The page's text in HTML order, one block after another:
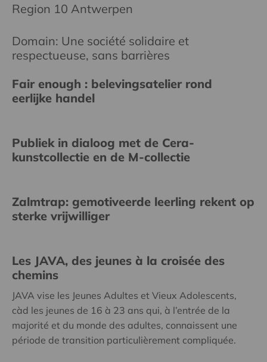
Region 10 Antwerpen
Domain: Une société solidaire et
respectueuse, sans barrières
Fair enough : belevingsatelier rond
eerlijke handel
Publiek in dialoog met de Cera-
kunstcollectie en de M-collectie
Zalmtrap: gemotiveerde leerling rekent op
sterke vrijwilliger
Les JAVA, des jeunes à la croisée des
chemins
JAVA vise les Jeunes Adultes et Vieux Adolescents,
càd les jeunes de 16 à 23 ans qui, à l’entrée de la
majorité et du monde des adultes, connaissent une
période de transition particulièrement compliquée.